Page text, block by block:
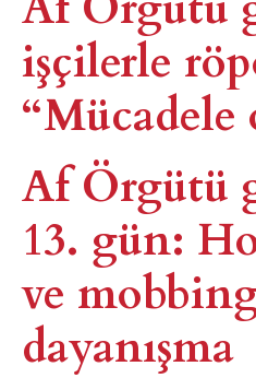
işçilerle
Af Örgütü
13. gün:
ve
dayanışma